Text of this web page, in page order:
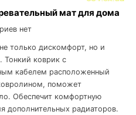
мат для дома
нет
только дискомфорт, но и
Тонкий коврик с
кабелем расположенный
поможет
Обеспечит комфортную
дополнительных радиаторов.